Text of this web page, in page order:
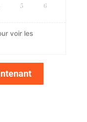
5 6
voir les